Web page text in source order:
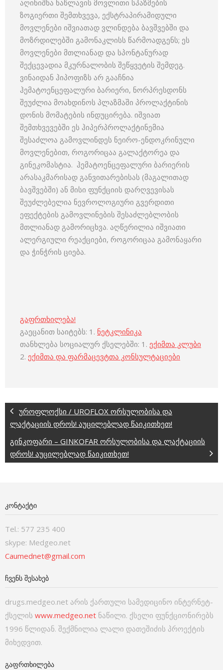
აღინიშნა ნაწლავის მოვლითი სპაზმების
ზოგიერთი შემთხვევა, ექსტრაპირამიდული
მოვლენები იშვიათად ვლინდება ბავშვებში და
მოზრდილებში გამონაკლისს წარმოადგენს; ეს
მოვლენები მთლიანად და სპონტანურად
შექცევადია მკურნალობის შეწყვეტის შემდეგ.
ვინაიდან ჰიპოფიზს არ გააჩნია
ჰემატოენცეფალური ბარიერი, ნორპრესდონს
შეუძლია მოახდინოს პლაზმაში პროლაქტინის
დონის მომატების ინდუცირება. იშვიათ
შემთხვევებში ეს ჰიპერპროლაქტინემია
შესაძლოა გამოვლინდეს ნეირო-ენდოკრინული
მოვლენებით, როგორიცაა გალაქტორეა და
გინეკომასტია. ჰემატოენცეფალური ბარიერის
არასაკმარისად განვითარებისას (მაგალითად
ბავშვებში) ან მისი ფუნქციის დარღვევისას
შეუძლებელია ნევროლოგიური გვერდითი
ეფექტების გამოვლინების შესაძლებლობის
მთლიანად გამორიცხვა. აღწერილია იშვიათი
ალერგიული რეაქციები, როგორიცაა გამონაყარი
და ჭინჭრის ციება.
გაფრთხილება!
გაეცანით საიტებს: 1. ნეტკლინიკა
თანხლება სოციალურ ქსელებში: 1. ექიმთა კლუბი
2. ექიმთა და ფარმაცევტთა კონსულტაციები
უროფლოქსი / UROFLOX ორსულობისა და
ლაქტაციის დროს! აუცილებლად წაიკითხეთ!
გინკოფარი – GINKOFAR ორსულობისა და ლაქტაციის
დროს! აუცილებლად წაიკითხეთ!
ᲙᲝᲜᲢᲐᲥᲢᲘ
Tel.: 577 235 400
skype: Medgeo.net
Caumednet@gmail.com
ᲩᲕᲔᲜᲡ ᲨᲔᲡᲐᲮᲔᲑ
drugs.medgeo.net არის ქართული სამედიცინო ინტერნეტ-
ქსელის www.medgeo.net ნაწილი. ქსელი ფუნქციონირებს
1996 წლიდან. შექმნილია ლალი დათეშიძის პროექტის
მიხედვით.
ᲒᲐᲤᲠᲗᲮᲘᲚᲔᲑᲐ